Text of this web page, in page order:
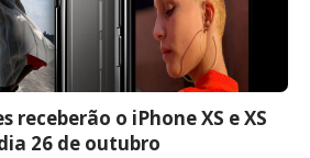
receberão o iPhone XS e XS
26 de outubro